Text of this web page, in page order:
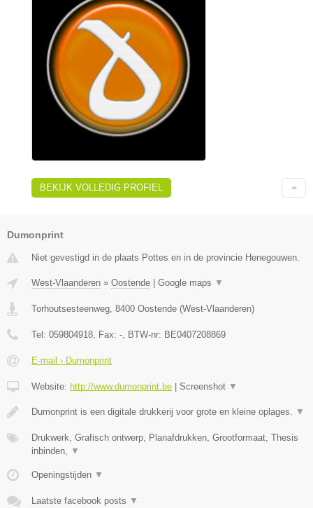
BEKIJK VOLLEDIG PROFIEL
Dumonprint
Niet gevestigd in de plaats Pottes en in de provincie Henegouwen.
West-Vlaanderen » Oostende Google maps ▼
Torhoutsesteenweg 8400 Oostende (West-Vlaanderen)
Tel: 059804918 , Fax: - , BTW-nr: BE0407208869
E-mail › Dumonprint
Website: http://www.dumonprint.be Screenshot ▼
Dumonprint is een digitale drukkerij voor grote en kleine oplages. ▼
Drukwerk, Grafisch ontwerp, Planafdrukken, Grootformaat, Thesis
inbinden,
▼
Openingstijden ▼
Laatste facebook posts ▼